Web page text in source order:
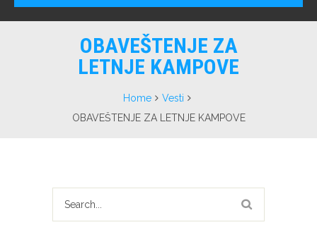
OBAVEŠTENJE ZA
LETNJE KAMPOVE
Home
Vesti
OBAVEŠTENJE ZA LETNJE KAMPOVE